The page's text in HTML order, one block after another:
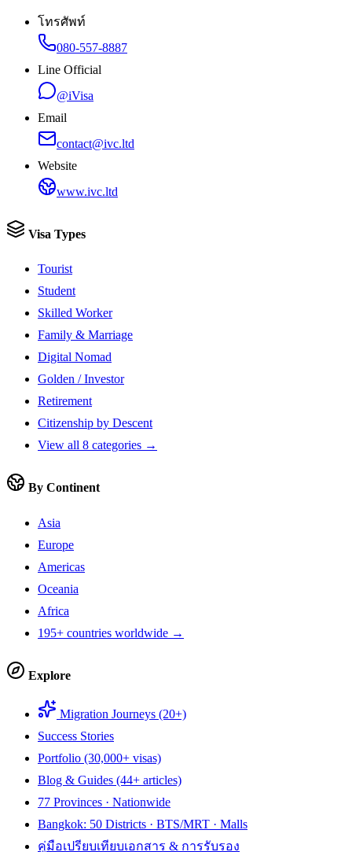
โทรศัพท์
080-557-8887
Line Official
@iVisa
Email
contact@ivc.ltd
Website
www.ivc.ltd
Visa Types
Tourist
Student
Skilled Worker
Family & Marriage
Digital Nomad
Golden / Investor
Retirement
Citizenship by Descent
View all 8 categories →
By Continent
Asia
Europe
Americas
Oceania
Africa
195+ countries worldwide →
Explore
Migration Journeys (20+)
Success Stories
Portfolio (30,000+ visas)
Blog & Guides (44+ articles)
77 Provinces · Nationwide
Bangkok: 50 Districts · BTS/MRT · Malls
คู่มือเปรียบเทียบเอกสาร & การรับรอง